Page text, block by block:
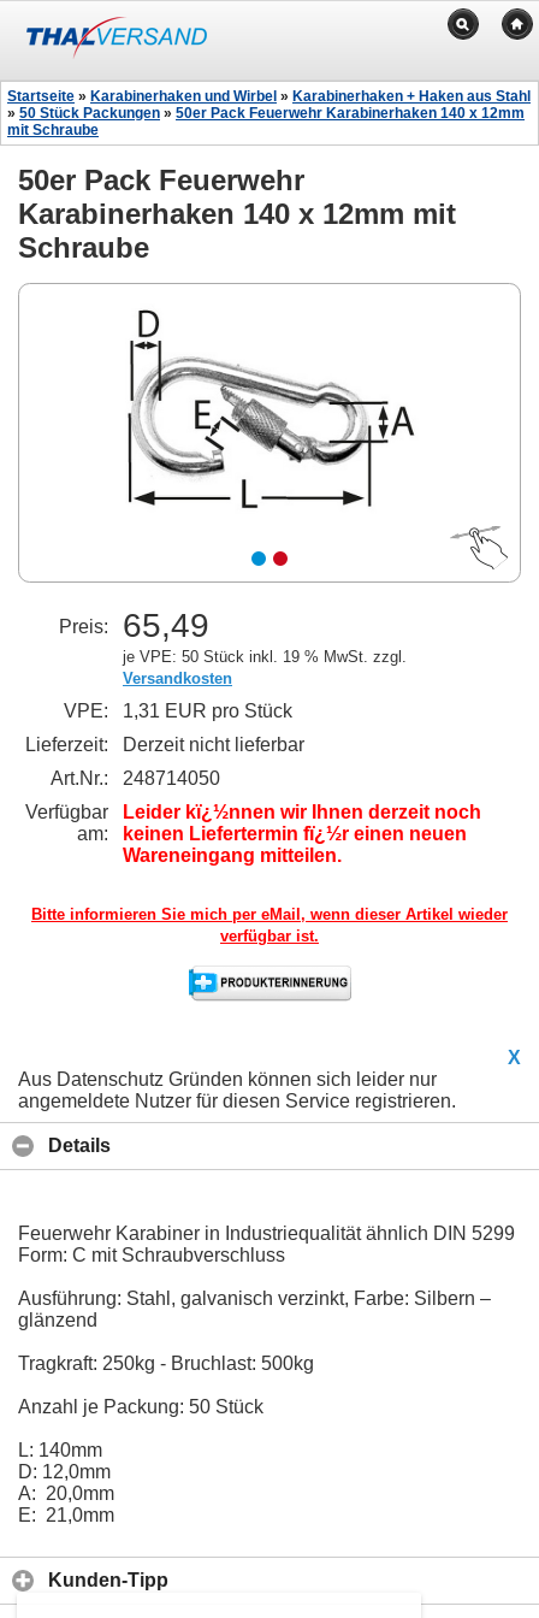
Startseite » Karabinerhaken und Wirbel » Karabinerhaken + Haken aus Stahl
» 50 Stück Packungen » 50er Pack Feuerwehr Karabinerhaken 140 x 12mm
mit Schraube
50er Pack Feuerwehr
Karabinerhaken 140 x 12mm mit
Schraube
Preis: 65,49
je VPE: 50 Stück inkl. 19 % MwSt. zzgl.
Versandkosten
VPE:
1,31 EUR pro Stück
Lieferzeit:
Derzeit nicht lieferbar
Art.Nr.:
248714050
Verfügbar
am:
Leider kï¿½nnen wir Ihnen derzeit noch
keinen Liefertermin fï¿½r einen neuen
Wareneingang mitteilen.
Bitte informieren Sie mich per eMail, wenn dieser Artikel wieder
verfügbar ist.
X
Aus Datenschutz Gründen können sich leider nur
angemeldete Nutzer für diesen Service registrieren.
Details
Feuerwehr Karabiner in Industriequalität ähnlich DIN 5299
Form: C mit Schraubverschluss
Ausführung: Stahl, galvanisch verzinkt, Farbe: Silbern –
glänzend
Tragkraft: 250kg - Bruchlast: 500kg
Anzahl je Packung: 50 Stück
L: 140mm
D: 12,0mm
A: 20,0mm
E: 21,0mm
Kunden-Tipp